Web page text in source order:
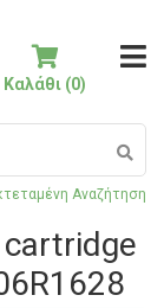
Αναζήτηση
Καλάθι (0)
cartridge